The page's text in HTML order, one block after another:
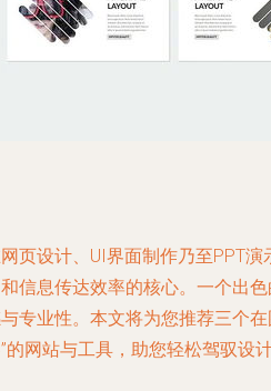
页设计、UI界面制作乃至PPT
信息传达效率的核心。一个出
专业性。本文将为您推荐三个
的网站与工具，助您轻松驾驭设计